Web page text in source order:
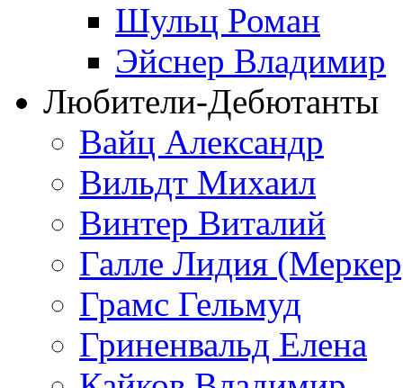
Шульц Роман
Эйснер Владимир
Любители-Дебютанты
Вайц Александр
Вильдт Михаил
Винтер Виталий
Галле Лидия
Грамс Гельмуд
Гриненвальд Елена